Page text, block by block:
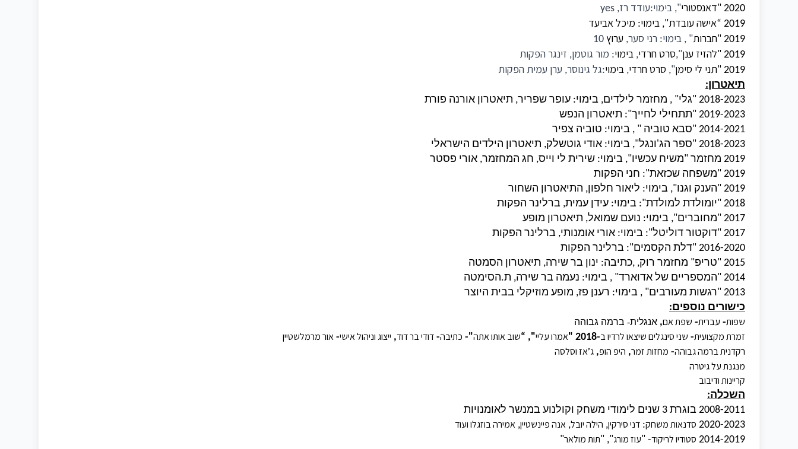
2020
"דאנסטורי", בימוי:עודד רז, yes
2019 “
אישה עובדת", בימוי: מיכל אביעד
2019
"חברות" , בימוי: רני סער, ערוץ 10
2019
"להזיז ענן",סרט חרדי, בימוי: מור גוטמן, זינגר הפקות
2019
"תני לי סימן", סרט חרדי, בימוי:גל גינוסר, ערן עמית הפקות
תיאטרון :
2018-2023
"גלי" , מחזמר לילדים, בימוי: עופר שפריר, תיאטרון אורנה פורת
2019-2023
"תתחילי לחייך": תיאטרון הנפש
2014-2021
"סבא טוביה " , בימוי: טוביה צפיר
2018-2023
"ספר הג'ונגל", בימוי: אודי גוטשלק, תיאטרון הילדים הישראלי
2019 מחזמר "משיח עכשיו", בימוי: שירית לי וייס, חג המחזמר, אורי פסטר
2019
"משפחה שכזאת": חני הפקות
2019
"הענק וגנו", בימוי: ליאור חלפון , התיאטרון השחור
2018 "
יומולדת למולדת": בימוי: עידן עמית, ברלינר הפקות
2017
"מחוברים", בימוי: נועם שמואל, תיאטרון מופע
2017
"דוקטור דוליטל": בימוי: אורי אומנותי, ברלינר הפקות
2016-2020
"דלת הקסמים": ברלינר הפקות
2015
"טריפ" מחזמר רוק, ,כתיבה: ינון בר שירה, תיאטרון הסמטה
2014
"המספריים של אדוארד" , בימוי: נעמה בר שירה, ת.הסימטה
2013
"רגשות מעורבים" , בימוי: רענן פז, מופע מוזיקלי בבית היוצר
כישורים נוספים:
שפות- עברית- שפת אם, אנגלית- ברמה גבוהה
זמרת מקצועית- שני סינגלים שיצאו לרדיו ב-2018 " אמרו עליי", “שוב אותו אתה"- כתיבה- דודי בר דוד, ייצוג וניהול אישי- אור מרמלשטיין
רקדנית ברמה גבוהה- מחזות זמר, היפ הופ, ג’אז וסלסה
מנגנת על גיטרה
קריינות ודיבוב
השכלה:
2008-2011 בוגרת 3 שנים לימודי משחק וקולנוע במנשר לאומנויות
2020-2023 סדנאות משחק: דני סירקין, הילה יובל, אנה פיינשטיין, אמירה בוזגלו ועוד
2014-2019 סטודיו לריקוד- "עוז מורג", "תות מולאר"